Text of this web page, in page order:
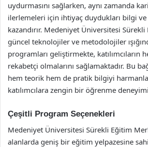
uydurmasını sağlarken, aynı zamanda
ilerlemeleri için ihtiyaç duydukları bilgi
kazandırır. Medeniyet Üniversitesi
güncel teknolojiler ve metodolojiler
programları geliştirmekte, katılımcıların
rekabetçi olmalarını sağlamaktadır. Bu
hem teorik hem de pratik bilgiyi
katılımcılara zengin bir öğrenme
Çeşitli Program Seçenekleri
Medeniyet Üniversitesi Sürekli Eğitim
alanlarda geniş bir eğitim yelpazesine